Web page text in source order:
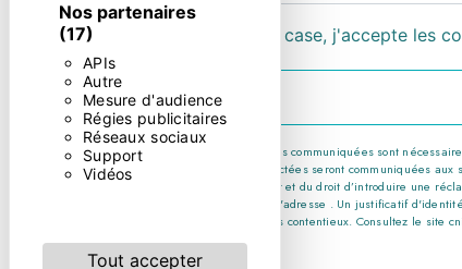
Nos partenaires
(17)
APIs
Autre
Mesure d'audience
Régies publicitaires
Réseaux sociaux
Support
Vidéos
Tout accepter
En cochant cette case, j'accepte les
** Les données personnelles communiquées sont
message. Les données collectées seront communiquées
consentement à tout moment et du droit d’introduire une
par courrier électronique à l'adresse . Un justificatif
probatoires et de gestion des contentieux. Consultez le site